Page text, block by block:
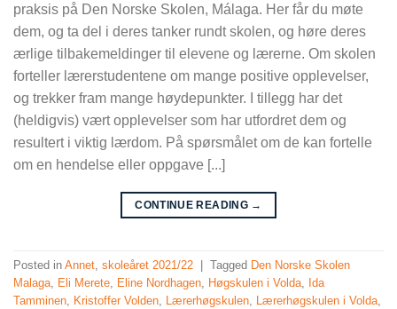
praksis på Den Norske Skolen, Málaga. Her får du møte
dem, og ta del i deres tanker rundt skolen, og høre deres
ærlige tilbakemeldinger til elevene og lærerne. Om skolen
forteller lærerstudentene om mange positive opplevelser,
og trekker fram mange høydepunkter. I tillegg har det
(heldigvis) vært opplevelser som har utfordret dem og
resultert i viktig lærdom. På spørsmålet om de kan fortelle
om en hendelse eller oppgave [...]
CONTINUE READING →
Posted in Annet, skoleåret 2021/22 Tagged Den Norske Skolen
Malaga, Eli Merete, Eline Nordhagen, Høgskulen i Volda, Ida
Tamminen, Kristoffer Volden, Lærerhøgskulen, Lærerhøgskulen i Volda,